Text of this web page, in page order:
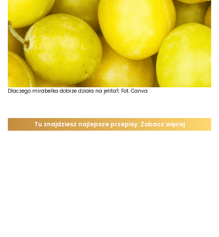
Dlaczego mirabelka dobrze działa na jelita?; Fot. Canva